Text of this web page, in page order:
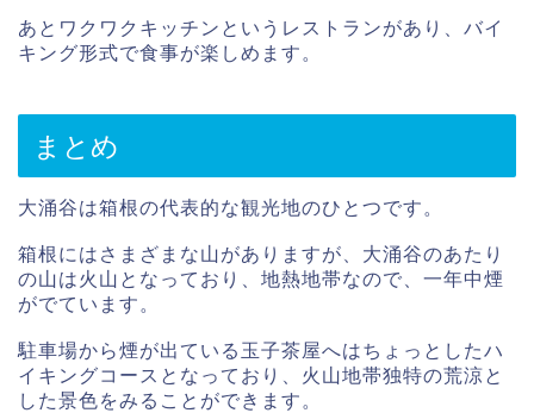
あとワクワクキッチンというレストランがあり、バイ
キング形式で食事が楽しめます。
まとめ
大涌谷は箱根の代表的な観光地のひとつです。
箱根にはさまざまな山がありますが、大涌谷のあたり
の山は火山となっており、地熱地帯なので、一年中煙
がでています。
駐車場から煙が出ている玉子茶屋へはちょっとしたハ
イキングコースとなっており、火山地帯独特の荒涼と
した景色をみることができます。